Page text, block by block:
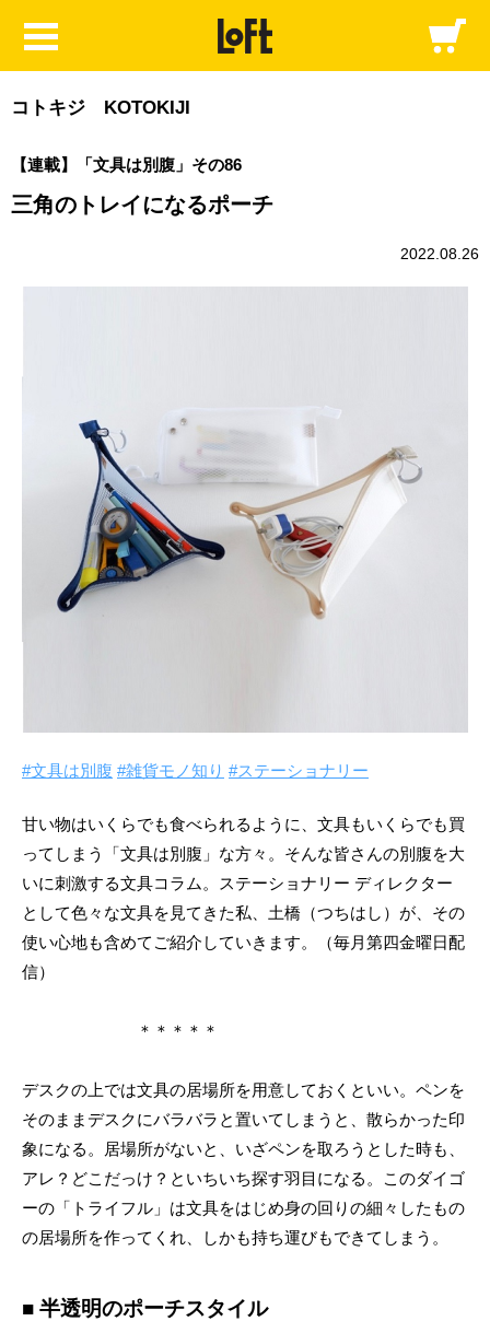
コトキジ KOTOKIJI
【連載】「文具は別腹」その86
三角のトレイになるポーチ
2022.08.26
#文具は別腹 #雑貨モノ知り #ステーショナリー
甘い物はいくらでも食べられるように、文具もいくらでも買
ってしまう「文具は別腹」な方々。そんな皆さんの別腹を大
いに刺激する文具コラム。ステーショナリー ディレクター
として色々な文具を見てきた私、土橋（つちはし）が、その
使い心地も含めてご紹介していきます。（毎月第四金曜日配
信）
＊＊＊＊＊
デスクの上では文具の居場所を用意しておくといい。ペンを
そのままデスクにバラバラと置いてしまうと、散らかった印
象になる。居場所がないと、いざペンを取ろうとした時も、
アレ？どこだっけ？といちいち探す羽目になる。このダイゴ
ーの「トライフル」は文具をはじめ身の回りの細々したもの
の居場所を作ってくれ、しかも持ち運びもできてしまう。
■ 半透明のポーチスタイル